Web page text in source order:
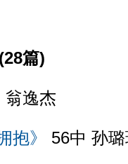
篇)
翁逸杰
抱》 56中 孙